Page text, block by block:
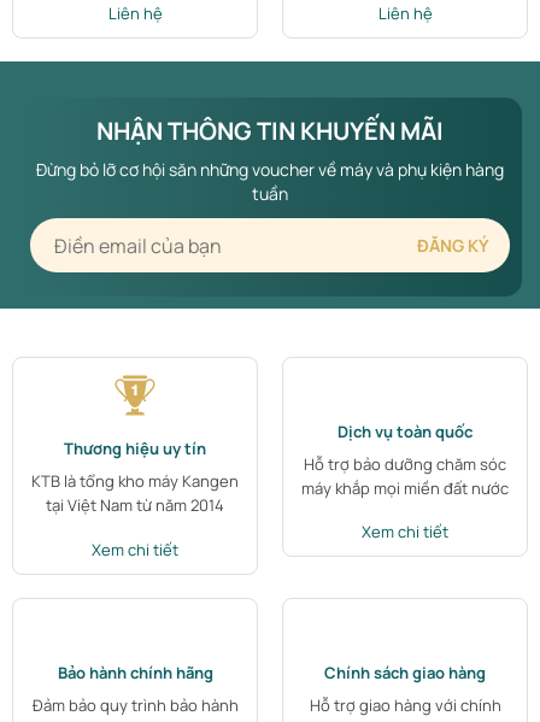
Liên hệ Liên hệ
NHẬN THÔNG TIN KHUYẾN MÃI
Đừng bỏ lỡ cơ hội săn những voucher về máy và phụ kiện hàng
tuần
Thương hiệu uy tín
KTB là tổng kho máy Kangen
tại Việt Nam từ năm 2014
Xem chi tiết
Dịch vụ toàn quốc
Hỗ trợ bảo dưỡng chăm sóc
máy khắp mọi miền đất nước
Xem chi tiết
Bảo hành chính hãng
Đảm bảo quy trình bảo hành
Chính sách giao hàng
Hỗ trợ giao hàng với chính